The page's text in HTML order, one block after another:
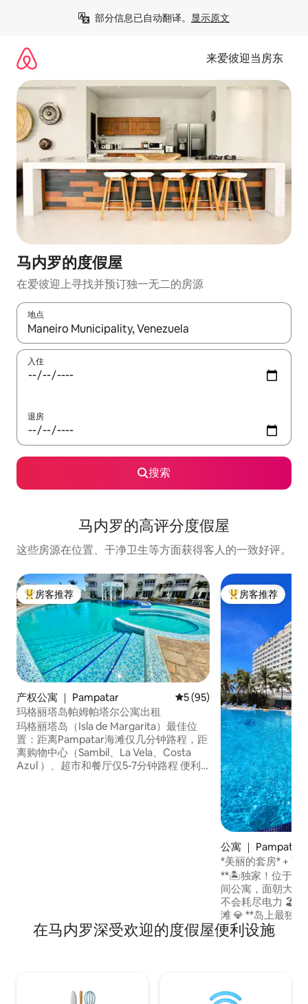
部分信息已自动翻译。 显示原文
来爱彼迎当房东
马内罗的度假屋
在爱彼迎上寻找并预订独一无二的房源
地点
如有搜索结果，请使用上下方向键查看，或通过点击或滑动手势
入住
退房
搜索
马内罗的高评分度假屋
这些房源在位置、干净卫生等方面获得客人的一致好评。
热门「房客推荐」
房客推荐
产权公寓 ｜ Pampatar 平均评分 5 分（满分 5 分）
5 (95)
玛格丽塔岛帕姆帕塔尔公寓出租
玛格丽塔岛（Isla de Margarita）最佳位
置：距离Pampatar海滩仅几分钟路程，距
离购物中心（Sambil、La Vela、Costa
Azul ）、超市和餐厅仅5-7分钟路程 便利
热门「房客推荐」
房客推荐
公寓 ｜ Pampatar
*美丽的套房* + 可
**🏝️独家！位于
间公寓，面朝大海** ⚡ **发电厂** -您
不会耗尽电力 🏖️ **私人出发**前往白色沙
滩 💎 **岛上最独特的区域** -一切尽在掌握
海景无边泳🏊‍♂️池 🍽️ 餐厅*（周四至周日）
快速✨ 无线网络•电
在马内罗深受欢迎的度假屋便利设施